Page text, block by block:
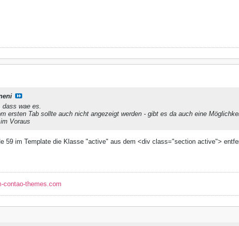
dass wae es.
ersten Tab sollte auch nicht angezeigt werden - gibt es da auch eine
Voraus
59 im Template die Klasse "active" aus dem <div class="section active">
contao-themes.com